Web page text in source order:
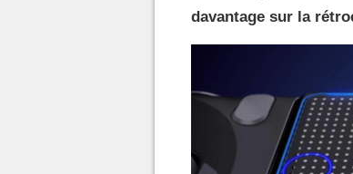
davantage sur la